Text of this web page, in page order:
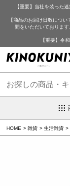
【重要】当社を装った
【商品のお届け日数につ
間をいただいておりま
【重要】令
HOME 雑貨 生活雑貨